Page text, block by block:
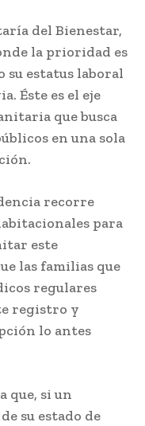
del Bienestar,
la prioridad es
su estatus laboral
Éste es el eje
que busca
en una sola
recorre
para
este
las familias que
regulares
registro y
lo antes
que, si un
su estado de